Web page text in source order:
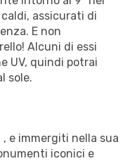
assicurati di
E non
Alcuni di essi
UV, quindi potrai
sole.
e immergiti nella sua
iconici e